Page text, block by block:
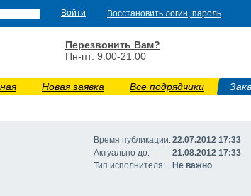
Восстановить логин, пароль
Перезвонить Вам?
Пн-пт: 9.00-21.00
Новая заявка Все подрядчики
Время публикации:22.07.2012 17:33
Актуально до:
21.08.2012 17:33
Тип исполнителя:
Не важно